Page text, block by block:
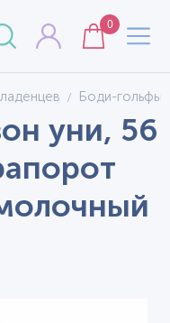
0
Боди-гольфы
уни, 56